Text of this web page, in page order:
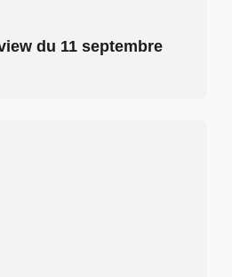
du 11 septembre